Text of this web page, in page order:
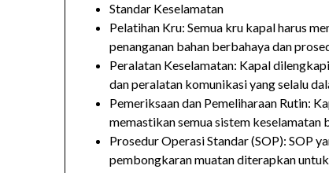
Standar Keselamatan
Pelatihan Kru: Semua kru kapal harus
penanganan bahan berbahaya dan
Peralatan Keselamatan: Kapal
dan peralatan komunikasi yang selalu
Pemeriksaan dan Pemeliharaan Rutin:
memastikan semua sistem keselamatan
Prosedur Operasi Standar (SOP): SOP
pembongkaran muatan diterapkan